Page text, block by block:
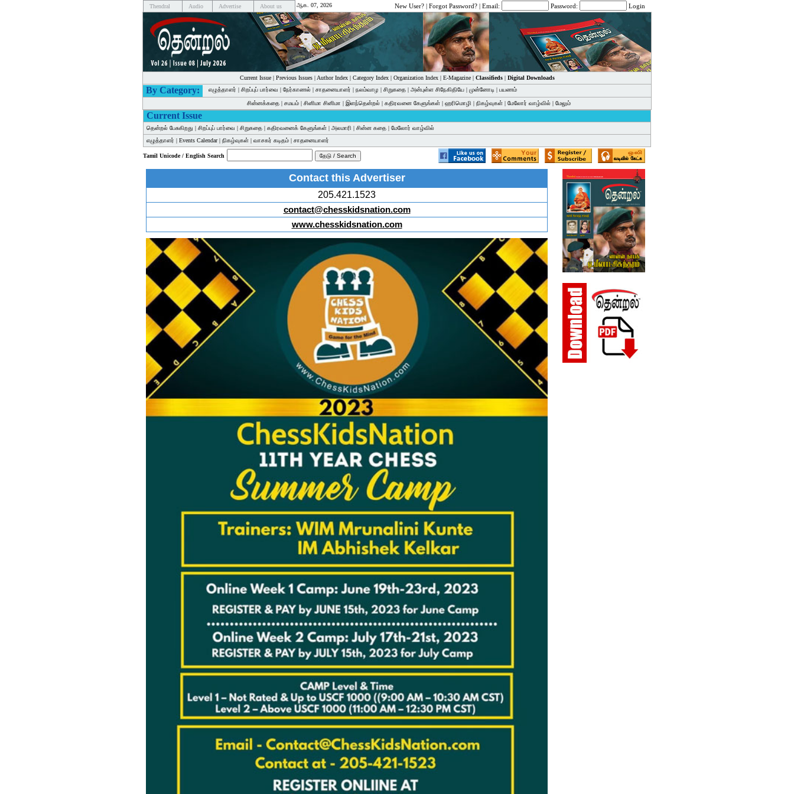
Thendral Audio Advertise About us ஆக. 07, 2026 New User? | Forgot Password? | Email: Password: Login
Current Issue| Previous Issues| Author Index| Category Index| Organization Index| E-Magazine| Classifieds| Digital Downloads
By Category: எழுத்தாளர் | சிறப்புப் பார்வை | நேர்காணல் | சாதனையாளர் | நலம்வாழ | சிறுகதை | அன்புள்ள சிநேகிதியே | முன்னோடி | பயணம்
சின்னக்கதை | சமயம் | சினிமா சினிமா | இளந்தென்றல் | கதிரவனை கேளுங்கள் | ஹரிமொழி | நிகழ்வுகள் | மேலோர் வாழ்வில் | மேலும்
Current Issue
தென்றல் பேசுகிறது | சிறப்புப் பார்வை | சிறுகதை | கதிரவனைக் கேளுங்கள் | அலமாரி | சின்ன கதை | மேலோர் வாழ்வில்
எழுத்தாளர் | Events Calendar| நிகழ்வுகள் | வாசகர் கடிதம் | சாதனையாளர்
Tamil Unicode / English Search
Contact this Advertiser
205.421.1523
contact@chesskidsnation.com
www.chesskidsnation.com